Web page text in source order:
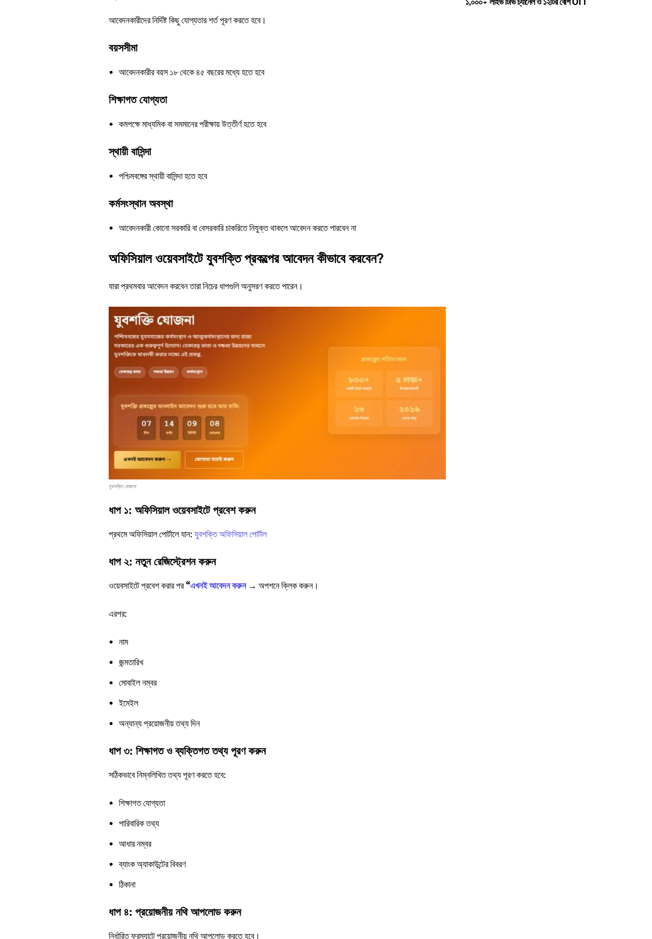
আবেদনকারীদের নির্দিষ্ট কিছু যোগ্যতার শর্ত পূরণ করতে হবে।
বয়সসীমা
আবেদনকারীর বয়স ১৮ থেকে ৪৫ বছরের মধ্যে হতে হবে
শিক্ষাগত যোগ্যতা
কমপক্ষে মাধ্যমিক বা সমমানের পরীক্ষায় উত্তীর্ণ হতে হবে
স্থায়ী বাসিন্দা
পশ্চিমবঙ্গের স্থায়ী বাসিন্দা হতে হবে
কর্মসংস্থান অবস্থা
আবেদনকারী কোনো সরকারি বা বেসরকারি চাকরিতে নিযুক্ত থাকলে আবেদন করতে পারবেন না
অফিসিয়াল ওয়েবসাইটে যুবশক্তি প্রকল্পের আবেদন কীভাবে করবেন?
যারা প্রথমবার আবেদন করবেন তারা নিচের ধাপগুলি অনুসরণ করতে পারেন।
যুবশক্তি যোজনা
ধাপ ১: অফিসিয়াল ওয়েবসাইটে প্রবেশ করুন
প্রথমে অফিসিয়াল পোর্টালে যান:যুবশক্তি অফিসিয়াল পোর্টাল
ধাপ ২: নতুন রেজিস্ট্রেশন করুন
ওয়েবসাইটে প্রবেশ করার পর“এখনই আবেদন করুন→ অপশনে ক্লিক করুন।
এরপর:
নাম
জন্মতারিখ
মোবাইল নম্বর
ইমেইল
অন্যান্য প্রয়োজনীয় তথ্য দিন
ধাপ ৩: শিক্ষাগত ও ব্যক্তিগত তথ্য পূরণ করুন
সঠিকভাবে নিম্নলিখিত তথ্য পূরণ করতে হবে:
শিক্ষাগত যোগ্যতা
পারিবারিক তথ্য
আধার নম্বর
ব্যাংক অ্যাকাউন্টের বিবরণ
ঠিকানা
ধাপ ৪: প্রয়োজনীয় নথি আপলোড করুন
নির্ধারিত ফরম্যাটে প্রয়োজনীয় নথি আপলোড করতে হবে।
১,০০০+ লাইভ টিভি চ্যানেল ও ১২টির বেশি OTT